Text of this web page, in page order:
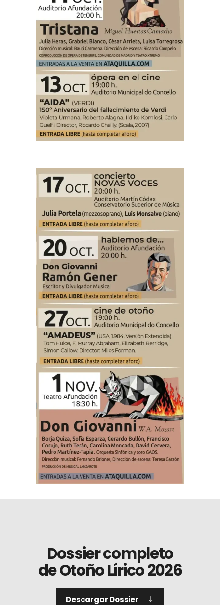
Dossier completo
de Otoño Lírico 2026
Descargar Dossier